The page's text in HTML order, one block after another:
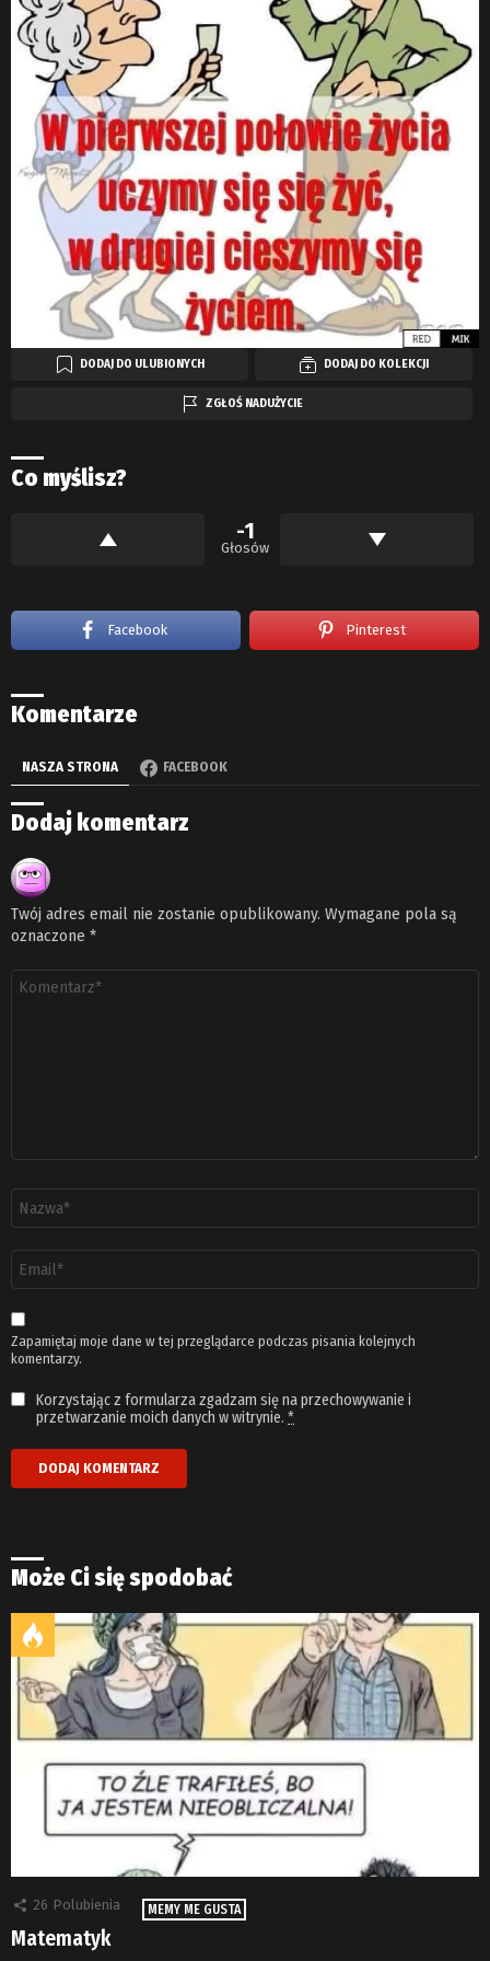
DODAJ DO ULUBIONYCH DODAJ DO KOLEKCJI
ZGŁOŚ NADUŻYCIE
Co myślisz?
-1
Głosów
Facebook Pinterest
Komentarze
NASZA STRONA FACEBOOK
Dodaj komentarz
Twój adres email nie zostanie opublikowany. Wymagane pola są
oznaczone *
Komentarz
email
*
Zapamiętaj moje dane w tej przeglądarce podczas pisania kolejnych
komentarzy.
Korzystając z formularza zgadzam się na przechowywanie i
przetwarzanie moich danych w witrynie. *
Może Ci się spodobać
26 Polubienia MEMY ME GUSTA
Matematyk